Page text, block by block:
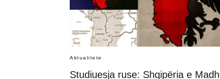
Aktualitete
Studiuesja ruse: Shqipëria e